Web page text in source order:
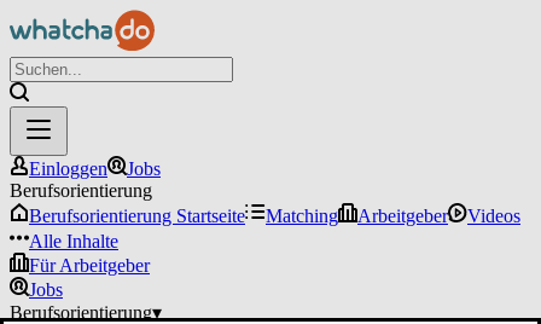
Einloggen
Jobs
Berufsorientierung
Berufsorientierung Startseite
Matching Arbeitgeber
Videos
Alle Inhalte
Für Arbeitgeber
Jobs
Berufsorientierung▾